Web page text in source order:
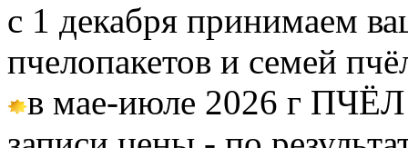
с 1 декабря принимаем
пчелопакетов и семей
в мае-июле 2026 г